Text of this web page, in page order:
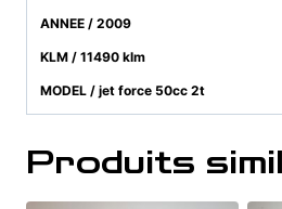
ANNEE / 2009
KLM / 11490 klm
MODEL / jet force 50cc 2t
Produits